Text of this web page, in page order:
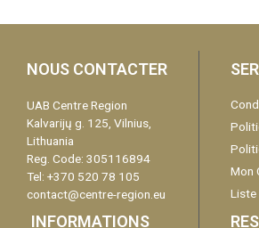
NOUS CONTACTER
UAB Centre Region
Kalvarijų g. 125, Vilnius,
Lithuania
Reg. Code: 305116894
Tel: +370 520 78 105
contact@centre-region.eu
Mon
Liste
INFORMATIONS